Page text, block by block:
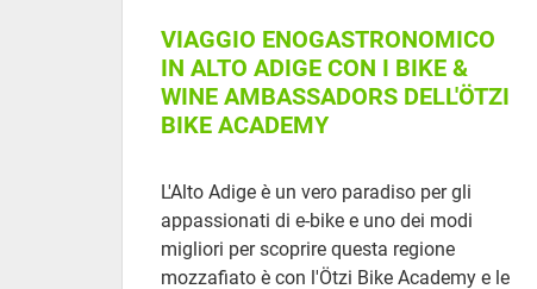
VIAGGIO ENOGASTRONOMICO
IN ALTO ADIGE CON I BIKE &
WINE AMBASSADORS DELL'ÖTZI
BIKE ACADEMY
L'Alto Adige è un vero paradiso per gli
appassionati di e-bike e uno dei modi
migliori per scoprire questa regione
mozzafiato è con l'Ötzi Bike Academy e le